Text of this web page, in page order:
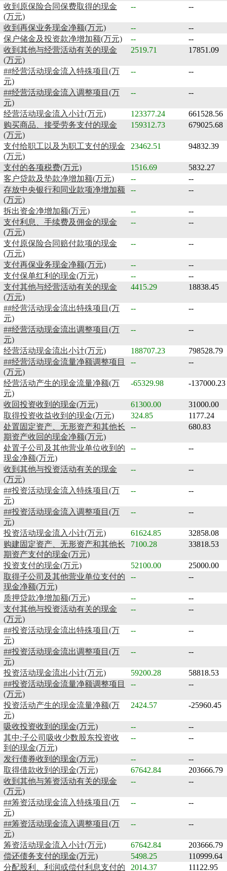
收到原保险合同保费取得的现金
(万元)
-- --
收到再保业务现金净额(万元) --
--
保户储金及投资款净增加额(万元)
--
--
收到其他与经营活动有关的现金
(万元)
2519.71 17851.09
##经营活动现金流入特殊项目(万
元)
-- --
##经营活动现金流入调整项目(万
元)
-- --
经营活动现金流入小计(万元) 123377.24
661528.56
购买商品、接受劳务支付的现金
(万元)
159312.73 679025.68
支付给职工以及为职工支付的现金
(万元)
23462.51 94832.39
支付的各项税费(万元) 1516.69
5832.27
客户贷款及垫款净增加额(万元)
--
--
存放中央银行和同业款项净增加额
(万元)
-- --
拆出资金净增加额(万元) --
--
支付利息、手续费及佣金的现金
(万元)
-- --
支付原保险合同赔付款项的现金
(万元)
-- --
支付再保业务现金净额(万元) --
--
支付保单红利的现金(万元)
--
--
支付其他与经营活动有关的现金
(万元)
4415.29 18838.45
##经营活动现金流出特殊项目(万
元)
-- --
##经营活动现金流出调整项目(万
元)
-- --
经营活动现金流出小计(万元) 188707.23
798528.79
##经营活动现金流量净额调整项目
(万元)
-- --
经营活动产生的现金流量净额(万
元)
-65329.98 -137000.23
收回投资收到的现金(万元) 61300.00
31000.00
取得投资收益收到的现金(万元)
324.85
1177.24
处置固定资产、无形资产和其他长
期资产收回的现金净额(万元)
-- 680.83
处置子公司及其他营业单位收到的
现金净额(万元)
-- --
收到其他与投资活动有关的现金
(万元)
-- --
##投资活动现金流入特殊项目(万
元)
-- --
##投资活动现金流入调整项目(万
元)
-- --
投资活动现金流入小计(万元) 61624.85
32858.08
购建固定资产、无形资产和其他长
期资产支付的现金(万元)
7100.28 33818.53
投资支付的现金(万元) 52100.00
25000.00
取得子公司及其他营业单位支付的
现金净额(万元)
-- --
质押贷款净增加额(万元) --
--
支付其他与投资活动有关的现金
(万元)
-- --
##投资活动现金流出特殊项目(万
元)
-- --
##投资活动现金流出调整项目(万
元)
-- --
投资活动现金流出小计(万元) 59200.28
58818.53
##投资活动现金流量净额调整项目
(万元)
-- --
投资活动产生的现金流量净额(万
元)
2424.57 -25960.45
吸收投资收到的现金(万元) --
--
其中:子公司吸收少数股东投资收
到的现金(万元)
-- --
发行债券收到的现金(万元) --
--
取得借款收到的现金(万元)
67642.84
203666.79
收到其他与筹资活动有关的现金
(万元)
-- --
##筹资活动现金流入特殊项目(万
元)
-- --
##筹资活动现金流入调整项目(万
元)
-- --
筹资活动现金流入小计(万元) 67642.84
203666.79
偿还债务支付的现金(万元)
5498.25
110999.64
分配股利、利润或偿付利息支付的
2014.37 11122.95